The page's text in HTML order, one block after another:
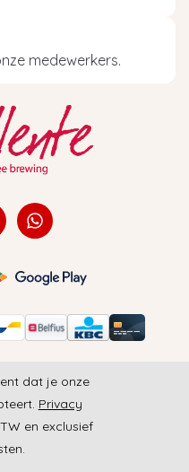
medewerkers.
dat je onze
Privacy
en exclusief